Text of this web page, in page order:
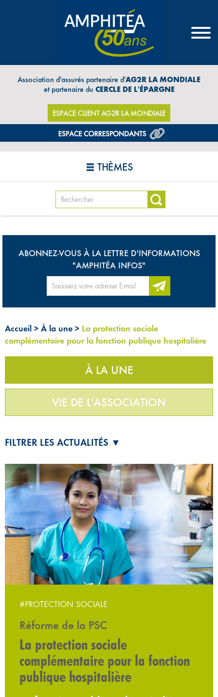
Association d'assurés partenaire d'AG2R LA MONDIALE
et partenaire du CERCLE DE L'ÉPARGNE
ESPACE CLIENT AG2R LA MONDIALE
THÈMES
ABONNEZ-VOUS À LA LETTRE D'INFORMATIONS
"AMPHITÉA INFOS"
Accueil > À la une > La protection sociale
complémentaire pour la fonction publique hospitalière
À LA UNE
VIE DE L'ASSOCIATION
FILTRER LES ACTUALITÉS ▼
#PROTECTION SOCIALE
Réforme de la PSC
La protection sociale
complémentaire pour la fonction
publique hospitalière